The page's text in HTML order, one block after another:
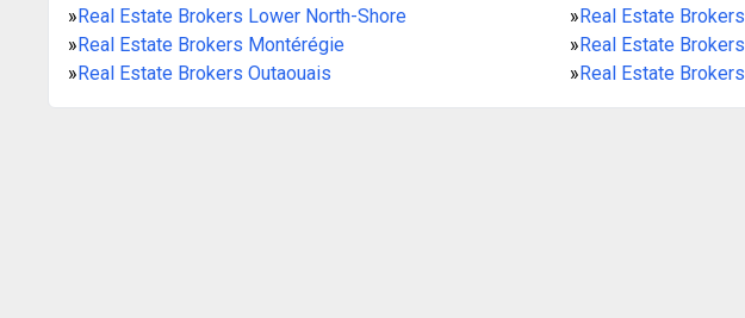
»Real Estate Brokers Lower North-Shore »Real Estate
»Real Estate Brokers Montérégie »Real Estate
»Real Estate Brokers Outaouais »Real Estate